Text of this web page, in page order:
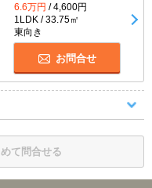
6.6万円 / 4,600円
1LDK / 33.75㎡
東向き
お問合せ
て問合せる